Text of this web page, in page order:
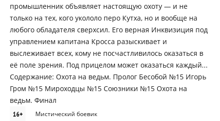
промышленник объявляет настоящую охоту — и не
только на тех, кого укололо перо Кутха, но и вообще на
любого обладателя сверхсил. Его верная Инквизиция под
управлением капитана Кросса разыскивает и
выслеживает всех, кому не посчастливилось оказаться в
её поле зрения. Под прицелом может оказаться каждый...
Содержание: Охота на ведьм. Пролог Бесобой №15 Игорь
Гром №15 Мироходцы №15 Союзники №15 Охота на
ведьм. Финал
16+ Мистический боевик